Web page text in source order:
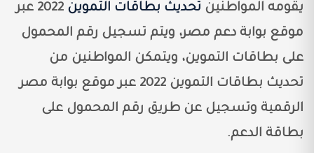
يقومه المواطنين تحديث بطاقات التموين
2022 عبر
موقع بوابة دعم مصر، ويتم تسجيل رقم المحمول
على بطاقات التموين، ويتمكن المواطنين من
تحديث بطاقات التموين 2022 عبر موقع بوابة مصر
الرقمية وتسجيل عن طريق رقم المحمول على
بطاقة الدعم.